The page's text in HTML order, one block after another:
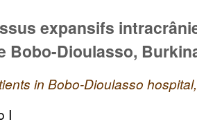
expansifs
Bobo-Dioulasso,
in Bobo-Dioulasso
I